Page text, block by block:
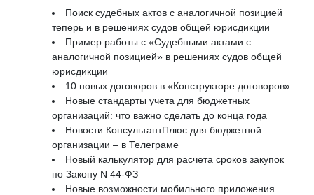
Поиск судебных актов с аналогичной позицией
теперь и в решениях судов общей юрисдикции
Пример работы с «Судебными актами с
аналогичной позицией» в решениях судов общей
юрисдикции
10 новых договоров в «Конструкторе договоров»
Новые стандарты учета для бюджетных
организаций: что важно сделать до конца года
Новости КонсультантПлюс для бюджетной
организации – в Телеграме
Новый калькулятор для расчета сроков закупок
по Закону N 44-ФЗ
Новые возможности мобильного приложения